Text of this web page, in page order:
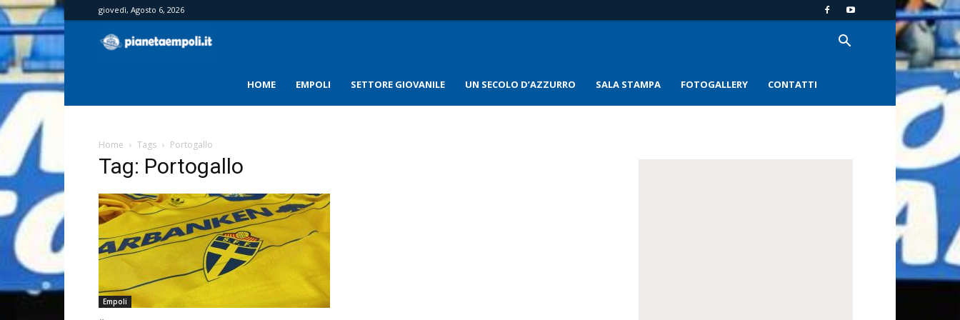
giovedì, Agosto 6, 2026
HOME EMPOLI SETTORE GIOVANILE UN SECOLO D’AZZURRO SALA STAMPA FOTOGALLERY CONTATTI
Home Tags Portogallo
Tag: Portogallo
Empoli